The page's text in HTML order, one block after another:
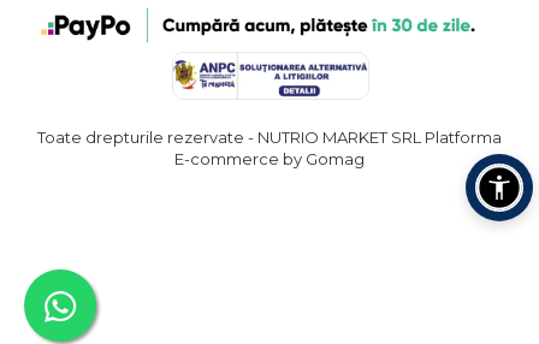
Toate drepturile rezervate - NUTRIO MARKET SRL Platforma
E-commerce by Gomag